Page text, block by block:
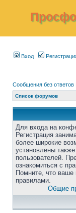
Вход
Сообщения без ответов
Список форумов
Для входа на
Регистрация
более широкие
установлены
пользователей.
ознакомиться с
Помните, что ваше
правилами.
Общие